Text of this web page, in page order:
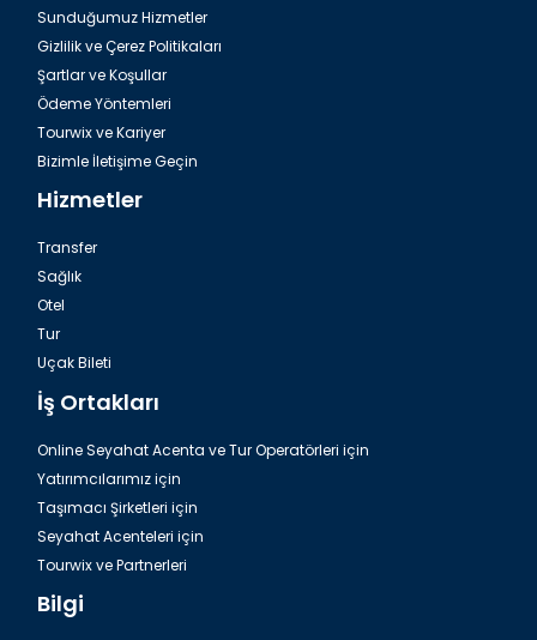
Sunduğumuz Hizmetler
Gizlilik ve Çerez Politikaları
Şartlar ve Koşullar
Ödeme Yöntemleri
Tourwix ve Kariyer
Bizimle İletişime Geçin
Hizmetler
Transfer
Sağlık
Otel
Tur
Uçak Bileti
İş Ortakları
Online Seyahat Acenta ve Tur Operatörleri için
Yatırımcılarımız için
Taşımacı Şirketleri için
Seyahat Acenteleri için
Tourwix ve Partnerleri
Bilgi